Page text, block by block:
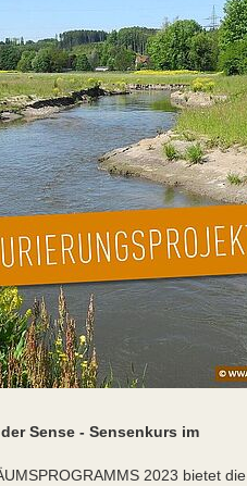
Sense - Sensenkurs im
2023 bietet die